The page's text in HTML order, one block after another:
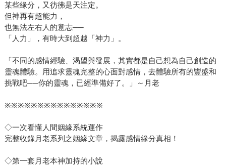
某些緣分，又彷彿是天注定。
但神再有超能力，
也無法左右人的意志──
「人力」，有時大到超越「神力」。
「不同的感情經驗、渴望與發展，其實都是自己想為自己創造的
靈魂體驗。用追求靈魂完整的心面對感情，去體驗所有的豐盛和
挑戰吧──你的靈魂，已經準備好了。」～月老
※※※※※※※※※※※※※※※
◇一次看懂人間姻緣系統運作
完整收錄月老系列之姻緣文章，揭露感情緣分真相！
◇第一套月老本神加持的小說